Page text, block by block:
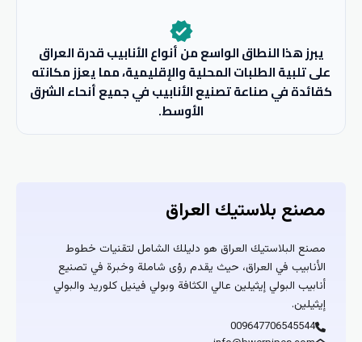
verified
يبرز هذا النطاق الواسع من أنواع الأنابيب قدرة العراق
على تلبية الطلبات المحلية والإقليمية، مما يعزز مكانته
كقائدة في صناعة تصنيع الأنابيب في جميع أنحاء الشرق
الأوسط.
مصنع بلاستيك العراق
مصنع البلاستيك العراق هو دليلك الشامل لتقنيات خطوط
الأنابيب في العراق، حيث يقدم رؤى شاملة وخبرة في تصنيع
أنابيب البولي إيثيلين عالي الكثافة وبولي فينيل كلوريد والبولي
إيثيلين.
009647706545544